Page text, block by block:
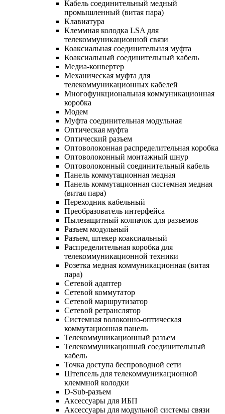
Кабель соединительный медный
промышленный (витая пара)
Клавиатура
Клеммная колодка LSA для
телекоммуникационной связи
Коаксиальная соединительная муфта
Коаксиальный соединительный кабель
Медиа-конвертер
Механическая муфта для
телекоммуникационных кабелей
Многофункциональная коммуникационная
коробка
Модем
Муфта соединительная модульная
Оптическая муфта
Оптический разъем
Оптоволоконная распределительная коробка
Оптоволоконный монтажный шнур
Оптоволоконный соединительный кабель
Панель коммутационная медная
Панель коммутационная системная медная
(витая пара)
Переходник кабельный
Преобразователь интерфейса
Пылезащитный колпачок для разъемов
Разъем модульный
Разъем, штекер коаксиальный
Распределительная коробка для
телекоммуникационной техники
Розетка медная коммуникационная (витая
пара)
Сетевой адаптер
Сетевой коммутатор
Сетевой маршрутизатор
Сетевой ретранслятор
Системная волоконно-оптическая
коммутационная панель
Телекоммуникационный разъем
Телекоммуникацонный соединительный
кабель
Точка доступа беспроводной сети
Штепсель для телекоммуникационной
клеммной колодки
D-Sub-разъем
Аксессуары для ИБП
Аксессуары для модульной системы связи